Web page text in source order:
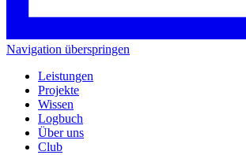
Navigation überspringen
Leistungen
Projekte
Wissen
Logbuch
Über uns
Club